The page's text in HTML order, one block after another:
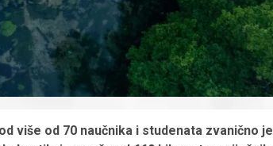
više od 70 naučnika i studenata zvanično je